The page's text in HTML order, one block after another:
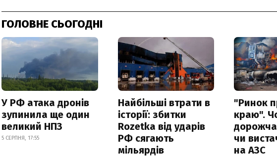
ГОЛОВНЕ СЬОГОДНІ
У РФ атака дронів
зупинила ще один
великий НПЗ
5 СЕРПНЯ, 17:55
Найбільші втрати в
історії: збитки
Rozetka від ударів
РФ сягають
мільярдів
"Ринок
краю".
чи
на АЗС